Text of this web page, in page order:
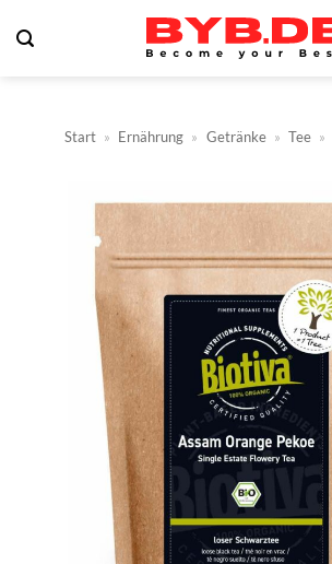
Inhalt
Start » Ernährung » Getränke » Tee »